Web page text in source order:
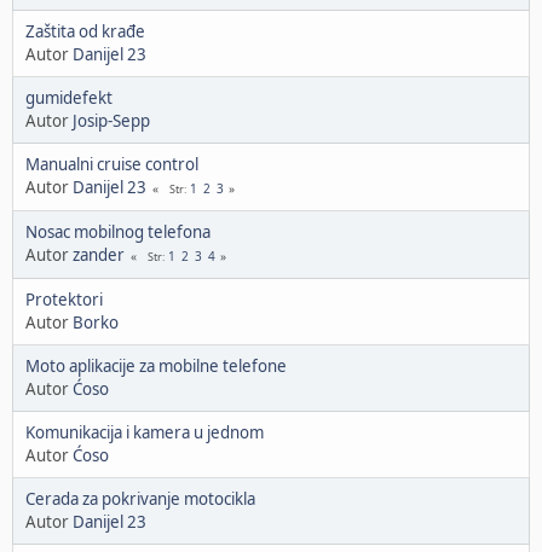
Zaštita od krađe
Autor Danijel 23
gumidefekt
Autor Josip-Sepp
Manualni cruise control
Autor Danijel 23 Str 1 2 3
Nosac mobilnog telefona
Autorzander Str 1 2 3 4
Protektori
Autor Borko
Moto aplikacije za mobilne telefone
AutorĆoso
Komunikacija i kamera u jednom
AutorĆoso
Cerada za pokrivanje motocikla
Autor Danijel 23